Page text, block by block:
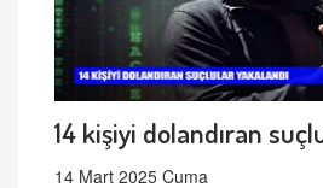
14 kişiyi dolandıran
14 Mart 2025 Cuma